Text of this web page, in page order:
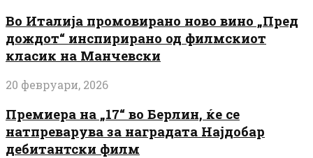
Во Италија промовирано ново вино „Пред
дождот“ инспирирано од филмскиот
класик на Манчевски
20 февруари, 2026
Премиера на „17“ во Берлин, ќе се
натпреварува за наградата Најдобар
дебитантски филм